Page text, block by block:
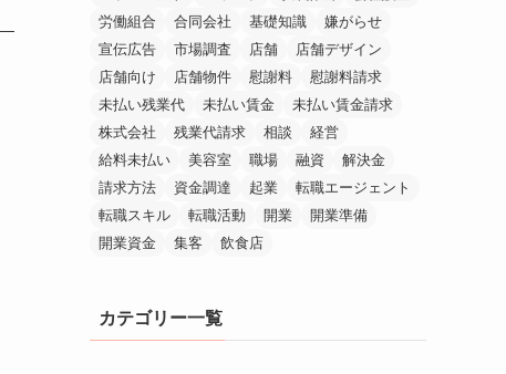
労働組合
合同会社 基礎知識
嫌がらせ
宣伝広告
市場調査 店舗
店舗デザイン
店舗向け
店舗物件 慰謝料
慰謝料請求
未払い残業代
未払い賃金
未払い賃金請求
株式会社
残業代請求 相談
経営
給料未払い
美容室 職場 融資
解決金
請求方法
資金調達 起業
転職エージェント
転職スキル
転職活動 開業
開業準備
開業資金
集客 飲食店
カテゴリー一覧